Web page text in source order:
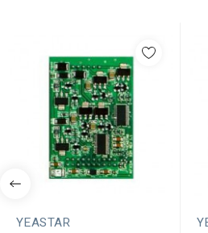
YEASTAR